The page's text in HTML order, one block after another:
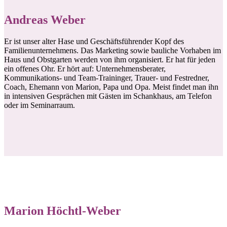
Andreas Weber
Er ist unser alter Hase und Geschäftsführender Kopf des
Familienunternehmens. Das Marketing sowie bauliche Vorhaben im
Haus und Obstgarten werden von ihm organisiert. Er hat für jeden
ein offenes Ohr. Er hört auf: Unternehmensberater,
Kommunikations- und Team-Traininger, Trauer- und Festredner,
Coach, Ehemann von Marion, Papa und Opa. Meist findet man ihn
in intensiven Gesprächen mit Gästen im Schankhaus, am Telefon
oder im Seminarraum.
Marion Höchtl-Weber